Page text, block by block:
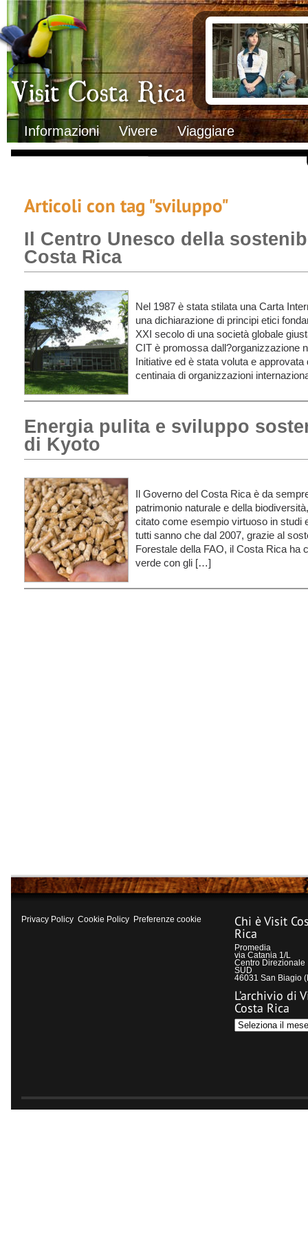
Visit Costa Rica
Informazioni Vivere Viaggiare
Clima
Geografia
Informazioni Geografiche
Letteratura e cultura
Gastronomia
Lo sapevi che
Musica
Natura
Storia
Trasporti Interni
Documenti
Italiani in Costa
L’ambasciata
Opportunità
Articoli con tag "sviluppo"
Il Centro Unesco della
Costa Rica
Nel 1987 è stata stilata una Carta
una dichiarazione di principi etici
XXI secolo di una società globale
CIT è promossa dall?organizzazione
Initiative ed è stata voluta e approvata
centinaia di organizzazioni
Energia pulita e sviluppo
di Kyoto
Il Governo del Costa Rica è da
patrimonio naturale e della
citato come esempio virtuoso in studi
tutti sanno che dal 2007, grazie al
Forestale della FAO, il Costa Rica ha
verde con gli […]
Privacy Policy Cookie Policy Preferenze cookie Chi è Visit
Rica
Promedia
via Catania 1/L
Centro Direzionale
SUD
46031 San Biagio
L’archivio di
Costa Rica
L’archivio
di